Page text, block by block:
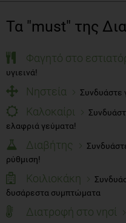
Τα "must" της
Φαγητό στο
υγιεινά!
Νηστεία Συνδυάστε
Καλοκαίρι
ελαφριά γεύματα!
Διαβήτης
ρύθμιση!
Κοιλιοκάκη
δυσάρεστα συμπτώματα
Διατροφή στο νησί